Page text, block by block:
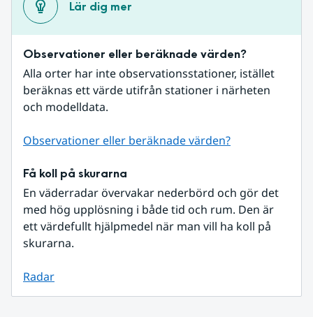
Lär dig mer
Observationer eller beräknade värden?
Alla orter har inte observationsstationer, istället
beräknas ett värde utifrån stationer i närheten
och modelldata.
Observationer eller beräknade värden?
Få koll på skurarna
En väderradar övervakar nederbörd och gör det
med hög upplösning i både tid och rum. Den är
ett värdefullt hjälpmedel när man vill ha koll på
skurarna.
Radar